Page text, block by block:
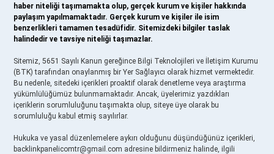
haber niteliği taşımamakta olup, gerçek kurum ve kişiler hakkında
paylaşım yapılmamaktadır. Gerçek kurum ve kişiler ile isim
benzerlikleri tamamen tesadüfidir. Sitemizdeki bilgiler taslak
halindedir ve tavsiye niteliği taşımazlar.
Sitemiz, 5651 Sayılı Kanun gereğince Bilgi Teknolojileri ve İletişim Kurumu
(BTK) tarafından onaylanmış bir Yer Sağlayıcı olarak hizmet vermektedir.
Bu nedenle, sitedeki içerikleri proaktif olarak denetleme veya araştırma
yükümlülüğümüz bulunmamaktadır. Ancak, üyelerimiz yazdıkları
içeriklerin sorumluluğunu taşımakta olup, siteye üye olarak bu
sorumluluğu kabul etmiş sayılırlar.
Hukuka ve yasal düzenlemelere aykırı olduğunu düşündüğünüz içerikleri,
backlinkpanelicomtr@gmail.com adresine bildirmeniz halinde, ilgili